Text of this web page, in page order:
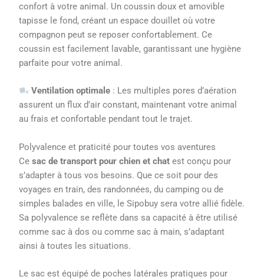
confort à votre animal. Un coussin doux et amovible
tapisse le fond, créant un espace douillet où votre
compagnon peut se reposer confortablement. Ce
coussin est facilement lavable, garantissant une hygiène
parfaite pour votre animal.
Ventilation optimale : Les multiples pores d’aération
assurent un flux d’air constant, maintenant votre animal
au frais et confortable pendant tout le trajet.
Polyvalence et praticité pour toutes vos aventures
Cesac de transport pour chien et chat est conçu pour
s’adapter à tous vos besoins. Que ce soit pour des
voyages en train, des randonnées, du camping ou de
simples balades en ville, le Sipobuy sera votre allié fidèle.
Sa polyvalence se reflète dans sa capacité à être utilisé
comme sac à dos ou comme sac à main, s’adaptant
ainsi à toutes les situations.
Le sac est équipé de poches latérales pratiques pour